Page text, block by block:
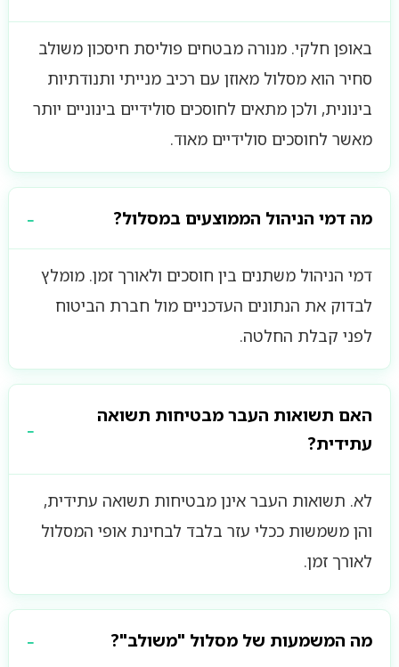
באופן חלקי. מנורה מבטחים פוליסת חיסכון משולב
סחיר הוא מסלול מאוזן עם רכיב מנייתי ותנודתיות
בינונית, ולכן מתאים לחוסכים סולידיים בינוניים יותר
מאשר לחוסכים סולידיים מאוד.
מה דמי הניהול הממוצעים במסלול?
דמי הניהול משתנים בין חוסכים ולאורך זמן. מומלץ
לבדוק את הנתונים העדכניים מול חברת הביטוח
לפני קבלת החלטה.
האם תשואות העבר מבטיחות תשואה
עתידית?
לא. תשואות העבר אינן מבטיחות תשואה עתידית,
והן משמשות ככלי עזר בלבד לבחינת אופי המסלול
לאורך זמן.
מה המשמעות של מסלול "משולב"?